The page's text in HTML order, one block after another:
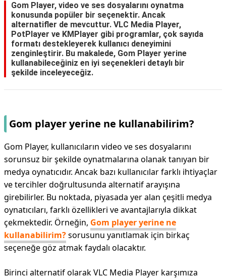
Gom Player, video ve ses dosyalarını oynatma
konusunda popüler bir seçenektir. Ancak
alternatifler de mevcuttur. VLC Media Player,
PotPlayer ve KMPlayer gibi programlar, çok sayıda
formatı destekleyerek kullanıcı deneyimini
zenginleştirir. Bu makalede, Gom Player yerine
kullanabileceğiniz en iyi seçenekleri detaylı bir
şekilde inceleyeceğiz.
Gom player yerine ne kullanabilirim?
Gom Player, kullanıcıların video ve ses dosyalarını
sorunsuz bir şekilde oynatmalarına olanak tanıyan bir
medya oynatıcıdır. Ancak bazı kullanıcılar farklı ihtiyaçlar
ve tercihler doğrultusunda alternatif arayışına
girebilirler. Bu noktada, piyasada yer alan çeşitli medya
oynatıcıları, farklı özellikleri ve avantajlarıyla dikkat
çekmektedir. Örneğin, Gom player yerine ne
kullanabilirim?sorusunu yanıtlamak için birkaç
seçeneğe göz atmak faydalı olacaktır.
Birinci alternatif olarak VLC Media Player karşımıza